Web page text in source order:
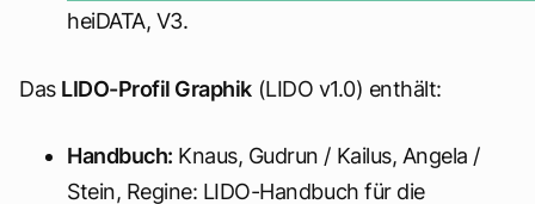
heiDATA, V3.
Das LIDO-Profil Graphik(LIDO v1.0) enthält:
Handbuch: Knaus, Gudrun / Kailus, Angela /
Stein, Regine: LIDO-Handbuch für die